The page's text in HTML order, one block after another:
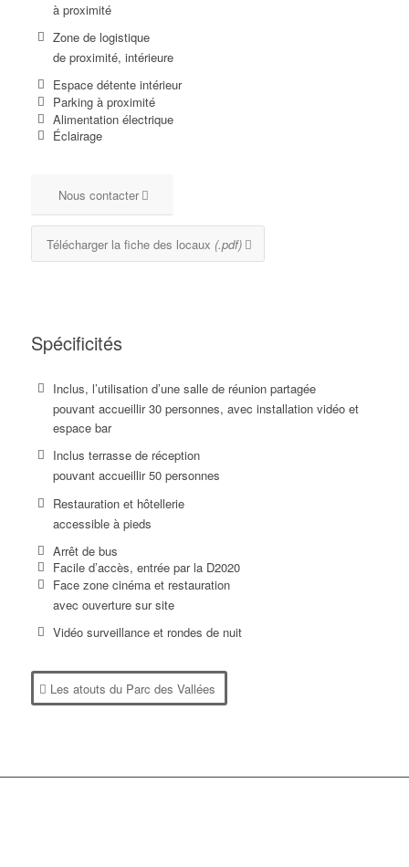
à proximité
Zone de logistique
de proximité, intérieure
Espace détente intérieur
Parking à proximité
Alimentation électrique
Éclairage
Nous contacter
Télécharger la fiche des locaux (.pdf)
Spécificités
Inclus, l’utilisation d’une salle de réunion partagée
pouvant accueillir 30 personnes, avec installation vidéo et
espace bar
Inclus terrasse de réception
pouvant accueillir 50 personnes
Restauration et hôtellerie
accessible à pieds
Arrêt de bus
Facile d’accès, entrée par la D2020
Face zone cinéma et restauration
avec ouverture sur site
Vidéo surveillance et rondes de nuit
Les atouts du Parc des Vallées